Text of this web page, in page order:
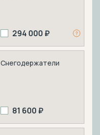
294 000 ₽
Снегодержатели
81 600 ₽